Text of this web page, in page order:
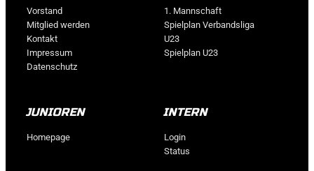
Vorstand
Mitglied werden
Kontakt
Impressum
Datenschutz
1. Mannschaft
Spielplan Verbandsliga
U23
Spielplan U23
JUNIOREN
Homepage
INTERN
Login
Status